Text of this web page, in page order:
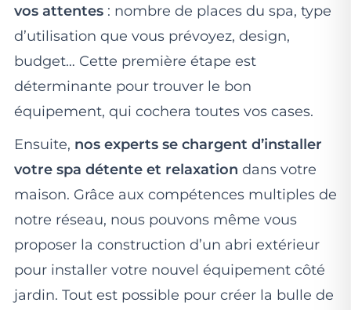
vos attentes : nombre de places du spa, type
d’utilisation que vous prévoyez, design,
budget… Cette première étape est
déterminante pour trouver le bon
équipement, qui cochera toutes vos cases.
Ensuite, nos experts se chargent d’installer
votre spa détente et relaxation dans votre
maison. Grâce aux compétences multiples de
notre réseau, nous pouvons même vous
proposer la construction d’un abri extérieur
pour installer votre nouvel équipement côté
jardin. Tout est possible pour créer la bulle de